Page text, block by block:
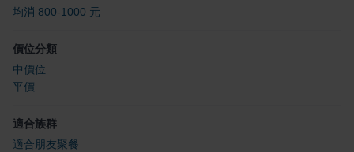
均消 800-1000 元
價位分類
中價位
平價
適合族群
適合朋友聚餐